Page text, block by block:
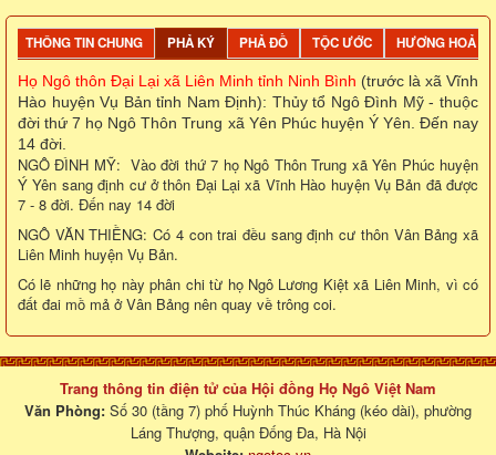
THÔNG TIN CHUNG PHẢ KÝ PHẢ ĐỒ TỘC ƯỚC HƯƠNG HOẢ
Họ Ngô thôn Đại Lại xã Liên Minh tỉnh Ninh Bình (trước là xã Vĩnh
Hào huyện Vụ Bản tỉnh Nam Định): Thủy tổ Ngô Đình Mỹ - thuộc
đời thứ 7 họ Ngô Thôn Trung xã Yên Phúc huyện Ý Yên. Đến nay
14 đời.
NGÔ ĐÌNH MỸ: Vào đời thứ 7 họ Ngô Thôn Trung xã Yên Phúc huyện
Ý Yên sang định cư ở thôn Đại Lại xã Vĩnh Hào huyện Vụ Bản đã được
7 - 8 đời. Đến nay 14 đời
NGÔ VĂN THIỀNG: Có 4 con trai đều sang định cư thôn Vân Bảng xã
Liên Minh huyện Vụ Bản.
Có lẽ những họ này phân chi từ họ Ngô Lương Kiệt xã Liên Minh, vì có
đất đai mồ mả ở Vân Bảng nên quay về trông coi.
Trang thông tin điện tử của Hội đồng Họ Ngô Việt Nam
Văn Phòng: Số 30 (tầng 7) phố Huỳnh Thúc Kháng (kéo dài), phường
Láng Thượng, quận Đống Đa, Hà Nội